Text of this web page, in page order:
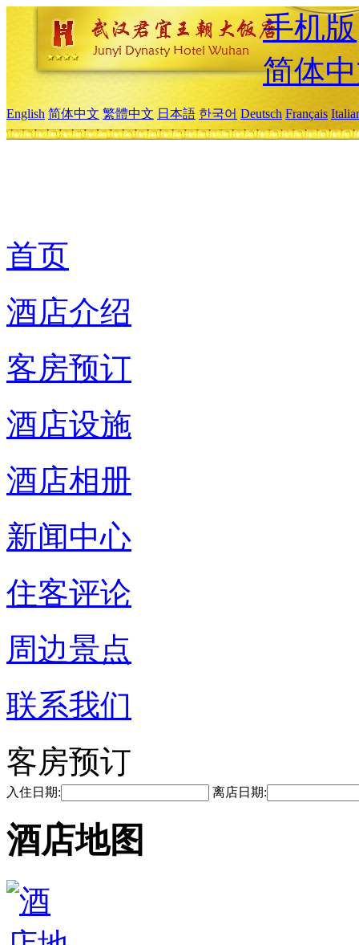
手机版
简体
English 简体中文 繁體中文 日本語 한국어 Deutsch Français
首页
酒店介绍
客房预订
酒店设施
酒店相册
新闻中心
住客评论
周边景点
联系我们
客房预订
入住日期: 离店日期:
酒店地图